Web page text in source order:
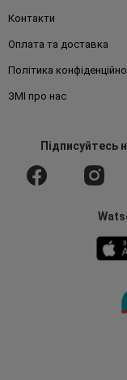
Контакти
Оплата та доставка
Політика
ЗМІ про нас
Підписуйтесь